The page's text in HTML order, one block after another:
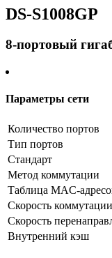
DS-S1008GP
8-портовый
Параметры сети
Количество портов
Тип портов
Стандарт
Метод коммутации
Таблица MAC-
Скорость коммутации
Скорость
Внутренний кэш